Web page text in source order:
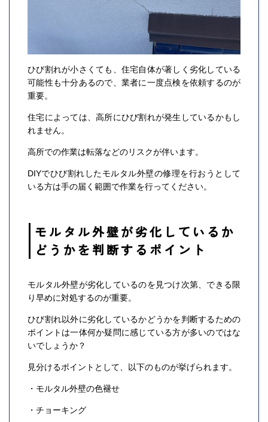
ひび割れが小さくても、住宅自体が著しく劣化している
可能性も十分あるので、業者に一度点検を依頼するのが
重要。
住宅によっては、高所にひび割れが発生しているかもし
れません。
高所での作業は転落などのリスクが伴います。
DIYでひび割れしたモルタル外壁の修理を行おうとして
いる方は手の届く範囲で作業を行ってください。
モルタル外壁が劣化しているか
どうかを判断するポイント
モルタル外壁が劣化しているのを見つけ次第、できる限
り早めに対処するのが重要。
ひび割れ以外に劣化しているかどうかを判断するための
ポイントは一体何か疑問に感じている方が多いのではな
いでしょうか？
見分けるポイントとして、以下のものが挙げられます。
・モルタル外壁の色褪せ
・チョーキング